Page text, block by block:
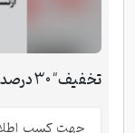
تخفیف" 30 درصدی " عوارض صدور پروانه ساختمانی